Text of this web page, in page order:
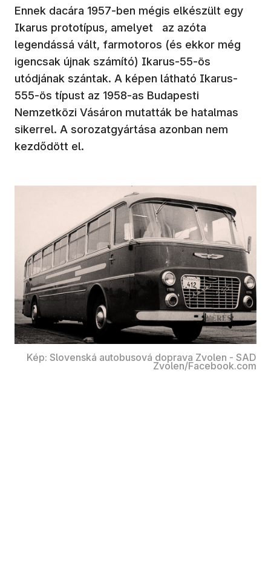
Ennek dacára 1957-ben mégis elkészült egy
Ikarus prototípus, amelyet az azóta
legendássá vált, farmotoros (és ekkor még
igencsak újnak számító) Ikarus-55-ös
utódjának szántak. A képen látható Ikarus-
555-ös típust az 1958-as Budapesti
Nemzetközi Vásáron mutatták be hatalmas
sikerrel. A sorozatgyártása azonban nem
kezdődött el.
Kép: Slovenská autobusová doprava Zvolen - SAD
Zvolen/Facebook.com